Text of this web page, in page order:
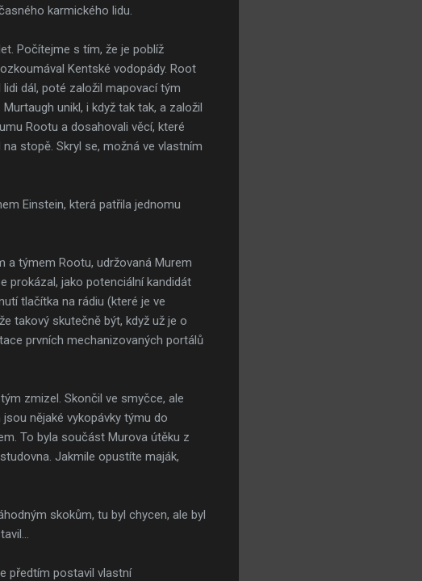
karmického lidu.
Počítejme s tím, že je poblíž
Kentské vodopády. Root
dál, poté založil mapovací tým
unikl, i když tak tak, a založil
Rootu a dosahovali věcí, které
stopě. Skryl se, možná ve vlastním
Einstein, která patřila jednomu
a týmem Rootu, udržovaná Murem
prokázal, jako potenciální kandidát
tlačítka na rádiu (které je ve
takový skutečně být, když už je o
prvních mechanizovaných portálů
zmizel. Skončil ve smyčce, ale
nějaké vykopávky týmu do
To byla součást Murova útěku z
Jakmile opustíte maják,
skokům, tu byl chycen, ale byl
předtím postavil vlastní